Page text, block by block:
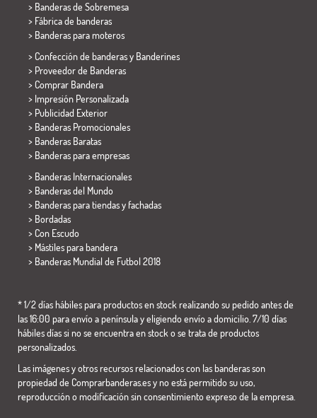
> Banderas de Sobremesa
> Fábrica de banderas
> Banderas para moteros
> Confección de banderas y Banderines
> Proveedor de Banderas
> Comprar Bandera
> Impresión Personalizada
> Publicidad Exterior
> Banderas Promocionales
> Banderas Baratas
> Banderas para empresas
> Banderas Internacionales
> Banderas del Mundo
> Banderas para tiendas y fachadas
> Bordadas
> Con Escudo
> Mástiles para bandera
> Banderas Mundial de Futbol 2018
* 1/2 días hábiles para productos en stock realizando su pedido antes de
las 16:00 para envío a península y eligiendo envío a domicilio. 7/10 días
hábiles días si no se encuentra en stock o se trata de productos
personalizados.
Las imágenes y otros recursos relacionados con las banderas son
propiedad de Comprarbanderas.es y no está permitido su uso,
reproducción o modificación sin consentimiento expreso de la empresa.